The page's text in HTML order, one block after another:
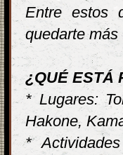
Entre estos
quedarte
¿QUÉ ESTÁ
* Lugares:
Hakone,
*